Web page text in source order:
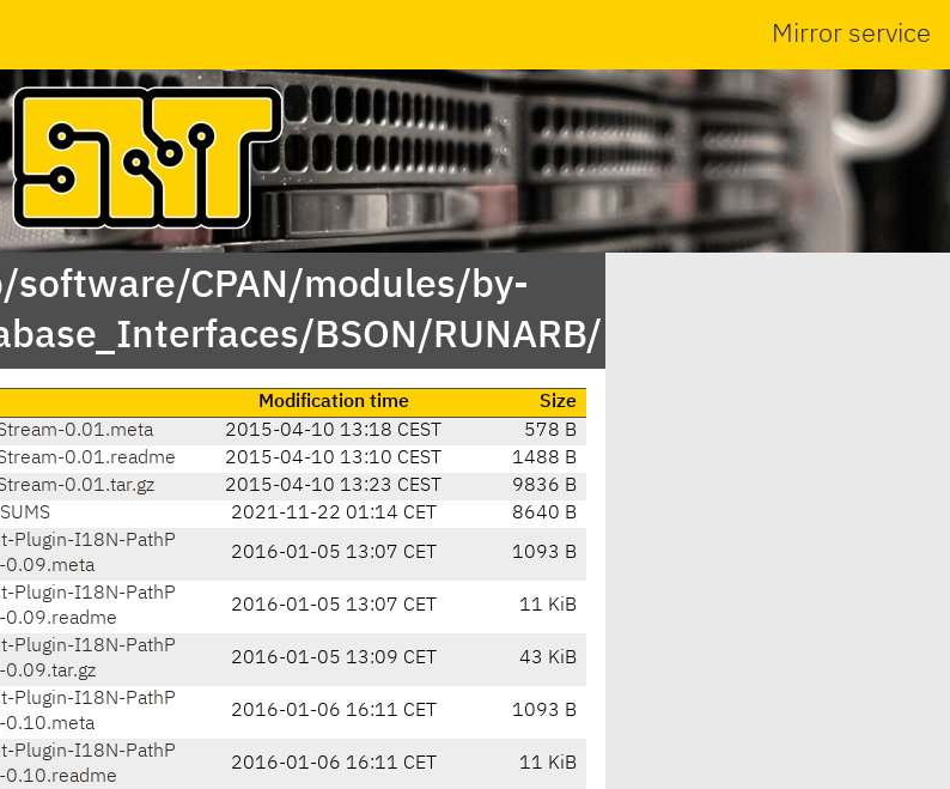
Mirror service
CPAN/modules/by-
BSON/RUNARB/
Modification time
Size
0.01.meta
2015-04-10 13:18 CEST
578 B
0.01.readme
2015-04-10 13:10 CEST
1488 B
0.01.tar.gz
2015-04-10 13:23 CEST
9836 B
2021-11-22 01:14 CET
8640 B
Plugin-I18N-PathP
0.09.meta
2016-01-05 13:07 CET 1093 B
Plugin-I18N-PathP
0.09.readme
2016-01-05 13:07 CET 11 KiB
Plugin-I18N-PathP
0.09.tar.gz
2016-01-05 13:09 CET 43 KiB
Plugin-I18N-PathP
0.10.meta
2016-01-06 16:11 CET 1093 B
Plugin-I18N-PathP
0.10.readme
2016-01-06 16:11 CET 11 KiB